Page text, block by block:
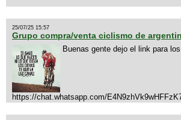
25/07/25 15:57
Grupo compra/venta ciclismo de
Buenas gente dejo el link para
https://chat.whatsapp.com/